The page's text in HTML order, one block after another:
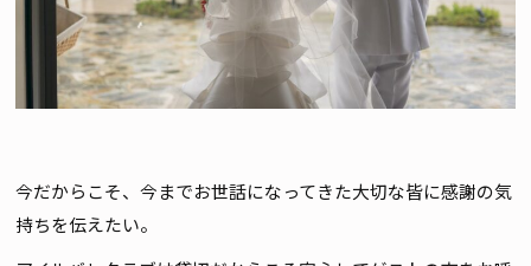
今だからこそ、今までお世話になってきた大切な皆に感謝の気
持ちを伝えたい。